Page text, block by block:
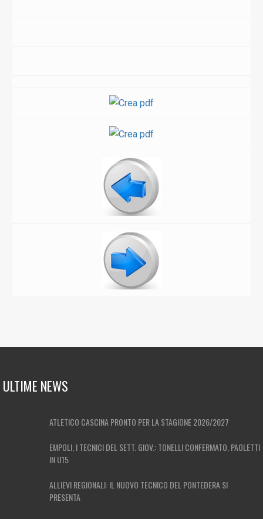
ULTIME NEWS
ATLETICO CASCINA PRONTO PER LA STAGIONE 2026/2027
EMPOLI, I TECNICI DEL SETT. GIOV.: TONELLI CONFERMATO, PAOLETTI
IN U15
ALLIEVI REGIONALI: IL NUOVO TECNICO DEL PONTEDERA SI
PRESENTA